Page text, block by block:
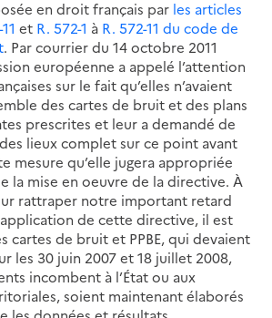
en droit français par les articles
et R. 572-1 à R. 572-11 du code de
. Par courrier du 14 octobre 2011
européenne a appelé l’attention
sur le fait qu’elles n’avaient
des cartes de bruit et des plans
prescrites et leur a demandé de
lieux complet sur ce point avant
mesure qu’elle jugera appropriée
la mise en oeuvre de la directive. À
rattraper notre important retard
de cette directive, il est
cartes de bruit et PPBE, qui devaient
les 30 juin 2007 et 18 juillet 2008,
incombent à l’État ou aux
soient maintenant élaborés